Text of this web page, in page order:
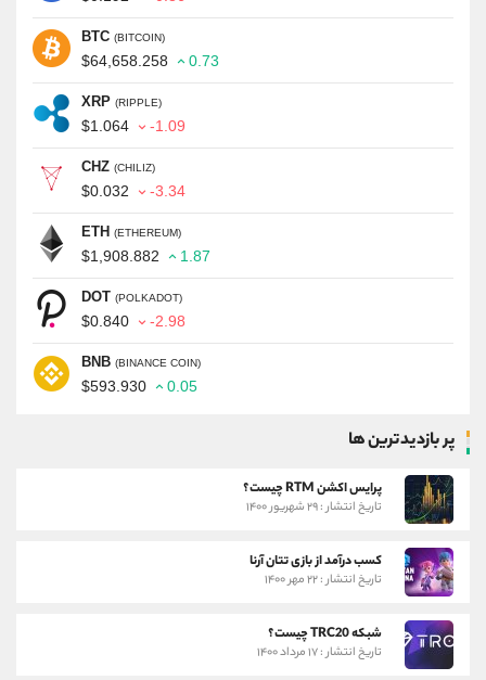
BTC (BITCOIN)
$64,658.258 0.73
XRP (RIPPLE)
$1.064 -1.09
CHZ (CHILIZ)
$0.032 -3.34
ETH (ETHEREUM)
$1,908.882 1.87
DOT (POLKADOT)
$0.840 -2.98
BNB (BINANCE COIN)
$593.930 0.05
پر بازدیدترین ها
پرایس اکشن RTM چیست؟
تاریخ انتشار : ۲۹ شهریور ۱۴۰۰
کسب درآمد از بازی تتان آرنا
تاریخ انتشار : ۲۲ مهر ۱۴۰۰
شبکه TRC20 چیست؟
تاریخ انتشار : ۱۷ مرداد ۱۴۰۰